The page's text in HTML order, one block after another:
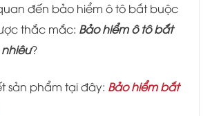
đến bảo hiểm ô tô bắt buộc
thắc mắc: Bảo hiểm ô tô bắt
?
sản phẩm tại đây: Bảo hiểm bắt